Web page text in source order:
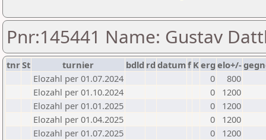
Pnr:145441 Name: Gustav
tnrSt turnier bdld rd datumf Kerg elo+/-
Elozahl per 01.07.2024
0
800
Elozahl per 01.10.2024
0
1200
Elozahl per 01.01.2025
0
1200
Elozahl per 01.04.2025
0
1200
Elozahl per 01.07.2025
0
1200